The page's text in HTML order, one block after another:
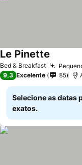
Bed & Breakfast
Le Pinette
9,3 Excelente 85
Selecione as datas
exatos.